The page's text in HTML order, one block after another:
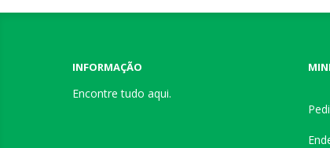
INFORMAÇÃO
Encontre tudo aqui.